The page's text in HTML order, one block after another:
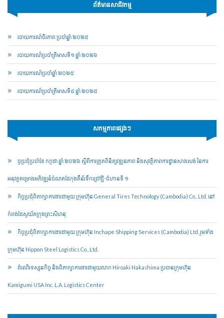
ព័ត៌មានសាជីវកម្ម
របាយការណ៍ចីរភាព ប្រចាំឆ្នាំ ២០២៥
របាយការណ៍​​ប្រចាំ​ត្រីមាសទី១ ឆ្នាំ ២០២៦
របាយការណ៍​​ប្រចាំ​ឆ្នាំ ២០២៥
របាយការណ៍​​ប្រចាំ​ត្រីមាសទី៤ ឆ្នាំ ២០២៥
សកម្មភាពផ្សេងៗ
ច្ចប្រជុំប្រចាំខែ កក្កដា ឆ្នាំ ២០២៦ ស្តីពីការត្រួតពិនិត្យវឌ្ឍនភាព និងសុវត្ថិភាពការដ្ឋានសាងសង់ នៃការ
អនុវត្តគម្រោងអភិវឌ្ឍន៍ចំណតផែកុងតឺន័រទឹកជ្រៅថ្មី-ជំហានទី ១
កិច្ចប្រជុំពិភាក្សាការងារជាមួយ ក្រុមហ៊ុន General Tires Technology (Cambodia) Co., Ltd. នៅ
កំពង់ផែស្វយ័តក្រុងព្រះសីហនុ
កិច្ចប្រជុំពិភាក្សាការងារជាមួយ ក្រុមហ៊ុន Inchape Shipping Services (Cambodia) Ltd. រួមទាំង
ក្រុមហ៊ុន Nippon Steel Logistics Co., Ltd.
ដំណើរទស្សនកិច្ច និងពិភាក្សាការងារជាមួយលាក Hiroaki Nakashima ប្រធានក្រុមហ៊ុន
Kamigumi USA Inc. L.A. Logistics Center